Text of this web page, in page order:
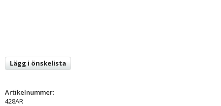
Lägg i önskelista
Artikelnummer:
428AR